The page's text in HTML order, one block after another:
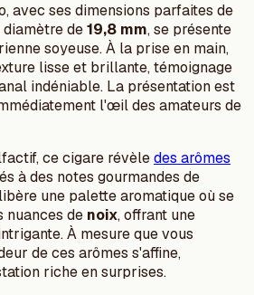
avec ses dimensions parfaites de
de19,8 mm, se présente
soyeuse. À la prise en main,
lisse et brillante, témoignage
indéniable. La présentation est
l'œil des amateurs de
ce cigare révèledes arômes
à des notes gourmandes de
une palette aromatique où se
nuances de noix, offrant une
À mesure que vous
de ces arômes s'affine,
riche en surprises.